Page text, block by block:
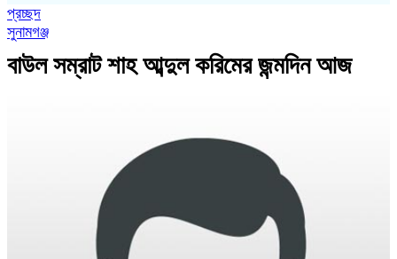
প্রচ্ছদ
সুনামগঞ্জ
বাউল সম্রাট শাহ আব্দুল করিমের জন্মদিন আজ